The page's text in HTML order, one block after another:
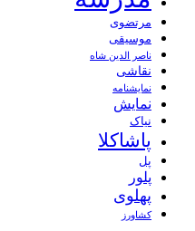
مرتضوی
موسیقی
ناصر الدین شاه
نقاشی
نمايشنامه
نمایش
نیاک
پاشاکلا
پل
پلور
پهلوی
کشاورز